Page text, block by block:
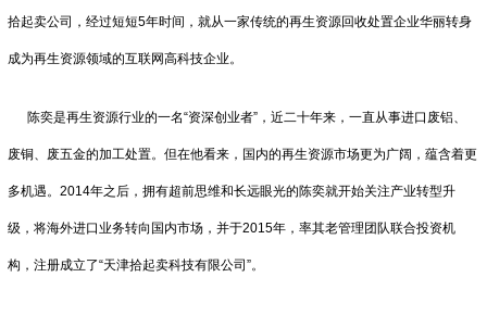
拾起卖公司，经过短短5年时间，就从一家传统的再生资源回收处置企业华丽转身
成为再生资源领域的互联网高科技企业。
陈奕是再生资源行业的一名“资深创业者”，近二十年来，一直从事进口废铝、
废铜、废五金的加工处置。但在他看来，国内的再生资源市场更为广阔，蕴含着更
多机遇。2014年之后，拥有超前思维和长远眼光的陈奕就开始关注产业转型升
级，将海外进口业务转向国内市场，并于2015年，率其老管理团队联合投资机
构，注册成立了“天津拾起卖科技有限公司”。